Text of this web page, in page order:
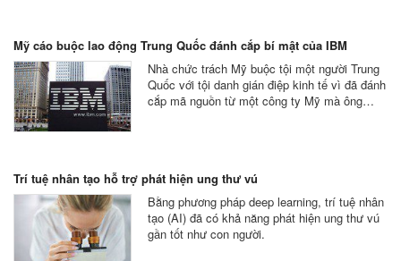
Mỹ cáo buộc lao động Trung Quốc đánh cắp bí mật của IBM
Nhà chức trách Mỹ buộc tội một người Trung
Quốc với tội danh gián điệp kinh tế vì đã đánh
cắp mã nguồn từ một công ty Mỹ mà ông…
Trí tuệ nhân tạo hỗ trợ phát hiện ung thư vú
Bằng phương pháp deep learning, trí tuệ nhân
tạo (AI) đã có khả năng phát hiện ung thư vú
gần tốt như con người.